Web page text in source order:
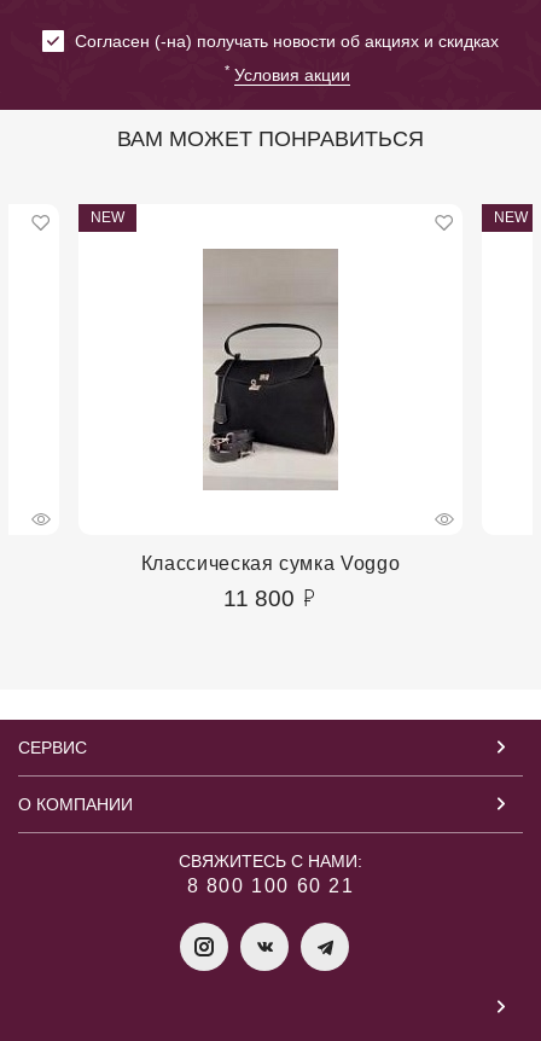
Cогласен (-на) получать новости об акциях и скидках
* Условия акции
ВАМ МОЖЕТ ПОНРАВИТЬСЯ
NEW
Классическая сумка Voggo
11 800
NEW
СЕРВИС
О КОМПАНИИ
СВЯЖИТЕСЬ С НАМИ:
8 800 100 60 21